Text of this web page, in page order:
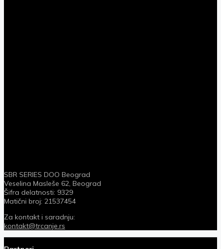
SBR SERIES DOO Beograd
Veselina Masleše 62, Beograd
Šifra delatnosti: 9329
Matični broj: 21537454
Za kontakt i saradnju:
kontakt@trcanje.rs